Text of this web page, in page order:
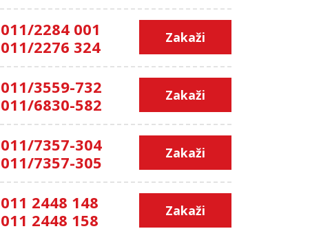
011/2284 001
011/2276 324
Zakaži
011/3559-732
011/6830-582
Zakaži
011/7357-304
011/7357-305
Zakaži
011 2448 148
011 2448 158
Zakaži